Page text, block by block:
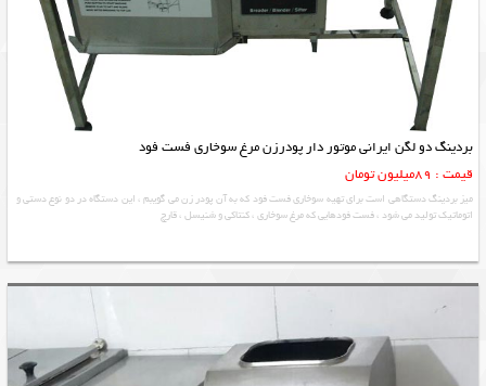
بردینگ دو لگن ایرانی موتور دار پودرزن مرغ سوخاری فست فود
قیمت : 89میلیون تومان
میز بردینگ دستگاهی است برای تهیه سوخاری فست فود که به آن پودر زن می گویبم ، این دستگاه در دو نوع دستی و
اتوماتیک تولید می شود ، فست فودهایی که مرغ سوخاری ، کنتاکی و شنیسل ، قارچ